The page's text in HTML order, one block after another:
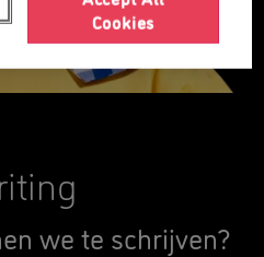
we te schrijven?
Cookies